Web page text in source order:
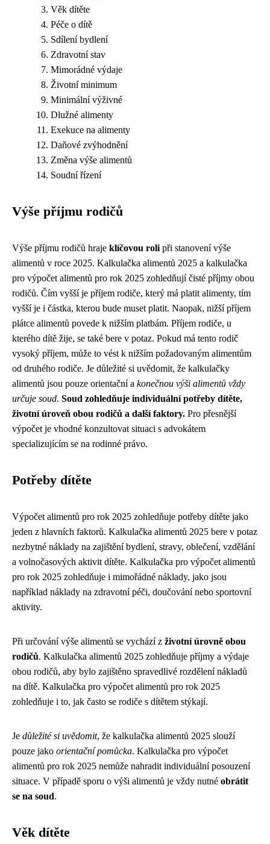
Věk dítěte
Péče o dítě
Sdílení bydlení
Zdravotní stav
Mimorádné výdaje
Životní minimum
Minimální výživné
Dlužné alimenty
Exekuce na alimenty
Daňové zvýhodnění
Změna výše alimentů
Soudní řízení
Výše příjmu rodičů
Výše příjmu rodičů hraje klíčovou roli při stanovení výše
alimentů v roce 2025. Kalkulačka alimentů 2025 a kalkulačka
pro výpočet alimentů pro rok 2025 zohledňují čisté příjmy obou
rodičů. Čím vyšší je příjem rodiče, který má platit alimenty, tím
vyšší je i částka, kterou bude muset platit. Naopak, nižší příjem
plátce alimentů povede k nižším platbám. Příjem rodiče, u
kterého dítě žije, se také bere v potaz. Pokud má tento rodič
vysoký příjem, může to vést k nižším požadovaným alimentům
od druhého rodiče. Je důležité si uvědomit, že kalkulačky
alimentů jsou pouze orientační a konečnou výši alimentů vždy
určuje soud. Soud zohledňuje individuální potřeby dítěte,
životní úroveň obou rodičů a další faktory. Pro přesnější
výpočet je vhodné konzultovat situaci s advokátem
specializujícím se na rodinné právo.
Potřeby dítěte
Výpočet alimentů pro rok 2025 zohledňuje potřeby dítěte jako
jeden z hlavních faktorů. Kalkulačka alimentů 2025 bere v potaz
nezbytné náklady na zajištění bydlení, stravy, oblečení, vzdělání
a volnočasových aktivit dítěte. Kalkulačka pro výpočet alimentů
pro rok 2025 zohledňuje i mimořádné náklady, jako jsou
například náklady na zdravotní péči, doučování nebo sportovní
aktivity.
Při určování výše alimentů se vychází z životní úrovně obou
rodičů. Kalkulačka alimentů 2025 zohledňuje příjmy a výdaje
obou rodičů, aby bylo zajištěno spravedlivé rozdělení nákladů
na dítě. Kalkulačka pro výpočet alimentů pro rok 2025
zohledňuje i to, jak často se rodiče s dítětem stýkají.
Je důležité si uvědomit, že kalkulačka alimentů 2025 slouží
pouze jako orientační pomůcka. Kalkulačka pro výpočet
alimentů pro rok 2025 nemůže nahradit individuální posouzení
situace. V případě sporu o výši alimentů je vždy nutné obrátit
se na soud.
Věk dítěte